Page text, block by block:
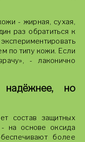
- жирная, сухая,
раз обратиться к
по типу кожи. Если
- лаконично
надёжнее, но
состав защитных
на основе оксида
более